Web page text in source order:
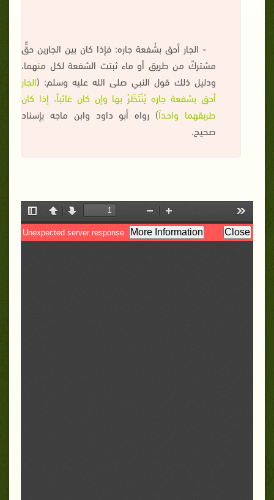
- الجار أحق بشُفعة جاره: فإذا كان بين الجارين حقٌّ
مشتركٌ من طريق أو ماء ثبتت الشفعة لكل منهما،
ودليل ذلك قول النبي صلى الله عليه وسلم: (الجار
أحق بشفعة جاره يُنْتَظَرُ بها وإن كان غائباً، إذا كان
طريقهما واحداً) رواه أبو داود وابن ماجه بإسناد
صحيح.